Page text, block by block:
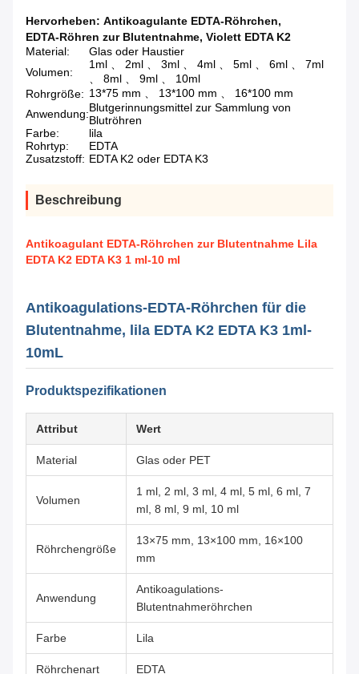
Hervorheben: Antikoagulante EDTA-Röhrchen,
EDTA-Röhren zur Blutentnahme, Violett EDTA K2
Material:
Glas oder Haustier
Volumen:
1ml 、 2ml 、 3ml 、 4ml 、 5ml 、 6ml 、 7ml
、 8ml 、 9ml 、 10ml
Rohrgröße: 13*75 mm 、 13*100 mm 、 16*100 mm
Anwendung:Blutgerinnungsmittel zur Sammlung von
Blutröhren
Farbe:
lila
Rohrtyp:
EDTA
Zusatzstoff: EDTA K2 oder EDTA K3
Beschreibung
Antikoagulant EDTA-Röhrchen zur Blutentnahme Lila
EDTA K2 EDTA K3 1 ml-10 ml
Antikoagulations-EDTA-Röhrchen für die
Blutentnahme, lila EDTA K2 EDTA K3 1ml-
10mL
Produktspezifikationen
Attribut Wert
Material Glas oder PET
Volumen
1 ml, 2 ml, 3 ml, 4 ml, 5 ml, 6 ml, 7
ml, 8 ml, 9 ml, 10 ml
Röhrchengröße
13×75 mm, 13×100 mm, 16×100
mm
Anwendung
Antikoagulations-
Blutentnahmeröhrchen
Farbe Lila
Röhrchenart EDTA